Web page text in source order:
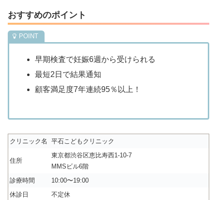
おすすめのポイント
早期検査で妊娠6週から受けられる
最短2日で結果通知
顧客満足度7年連続95％以上！
クリニック名 平石こどもクリニック
住所
東京都渋谷区恵比寿西1-10-7
MMSビル6階
診療時間
10:00〜19:00
休診日
不定休